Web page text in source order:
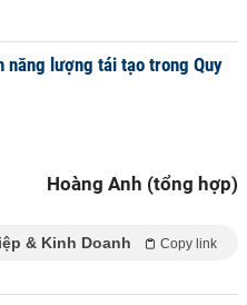
năng lượng tái tạo trong Quy
Hoàng Anh (tổng hợp)
& Kinh Doanh Copy link